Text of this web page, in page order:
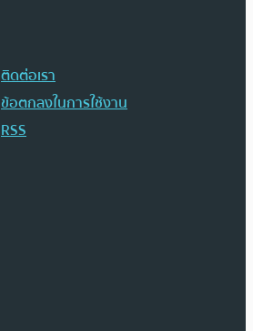
ติดต่อเรา
ข้อตกลงในการใช้งาน
RSS